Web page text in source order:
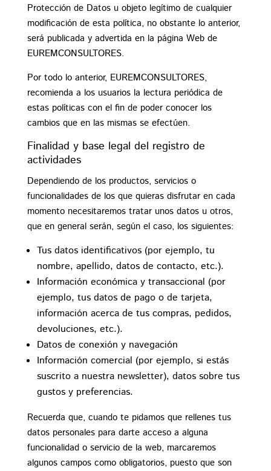
Protección de Datos u objeto legítimo de cualquier
modificación de esta política, no obstante lo anterior,
será publicada y advertida en la página Web de
EUREMCONSULTORES.
Por todo lo anterior, EUREMCONSULTORES,
recomienda a los usuarios la lectura periódica de
estas políticas con el fin de poder conocer los
cambios que en las mismas se efectúen.
Finalidad y base legal del registro de
actividades
Dependiendo de los productos, servicios o
funcionalidades de los que quieras disfrutar en cada
momento necesitaremos tratar unos datos u otros,
que en general serán, según el caso, los siguientes:
Tus datos identificativos (por ejemplo, tu
nombre, apellido, datos de contacto, etc.).
Información económica y transaccional (por
ejemplo, tus datos de pago o de tarjeta,
información acerca de tus compras, pedidos,
devoluciones, etc.).
Datos de conexión y navegación
Información comercial (por ejemplo, si estás
suscrito a nuestra newsletter), datos sobre tus
gustos y preferencias.
Recuerda que, cuando te pidamos que rellenes tus
datos personales para darte acceso a alguna
funcionalidad o servicio de la web, marcaremos
algunos campos como obligatorios, puesto que son